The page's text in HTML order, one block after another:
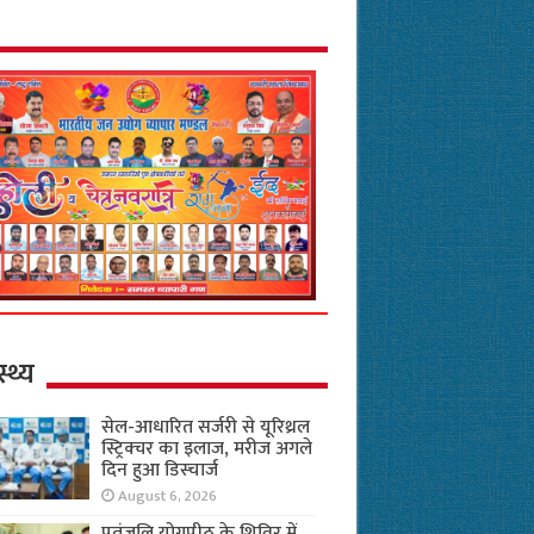
सेल-आधारित सर्जरी से यूरिथ्रल
स्ट्रिक्चर का इलाज, मरीज अगले
दिन हुआ डिस्चार्ज
August 6, 2026